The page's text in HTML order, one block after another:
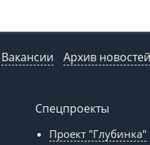
Вакансии Архив новостей
Спецпроекты
Проект "Глубинка"